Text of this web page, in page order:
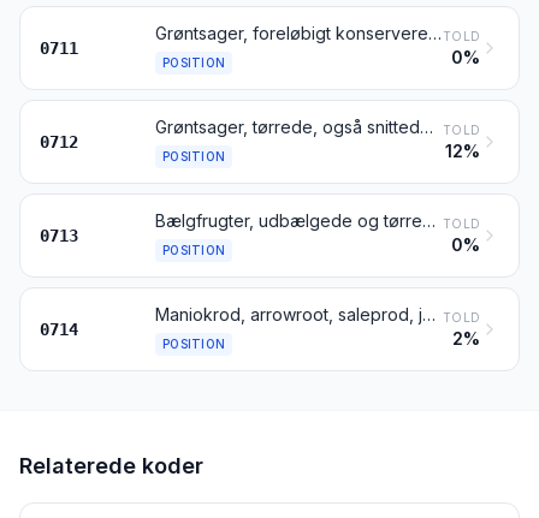
0711
Grøntsager, foreløbigt konserverede, men ikke tilberedte til umiddelbar fortæring
POSITION
TOLD
0%
0712
Grøntsager, tørrede, også snittede, knuste eller pulveriserede, men ikke yderligere tilberedte
POSITION
TOLD
12%
0713
Bælgfrugter, udbælgede og tørrede, også afskallede eller flækkede
POSITION
TOLD
0%
0714
Maniokrod, arrowroot, saleprod, jordskokker, batater (søde kartofler) og lignende rødder og rodknolde med stort indhold af stivelse eller inulin, friske, kølede, frosne eller tørrede, hele eller snittede, også i form af pellets; marv af sagopalmer
POSITION
TOLD
2%
Relaterede koder